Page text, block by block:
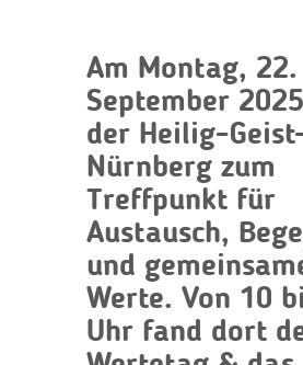
Am Montag, 22.
September
der Heilig-
Nürnberg zum
Treffpunkt für
Austausch,
und
Werte. Von 10
Uhr fand dort